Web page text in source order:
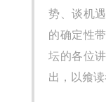
势、谈机
的确定性
坛的各位
出，以飨读